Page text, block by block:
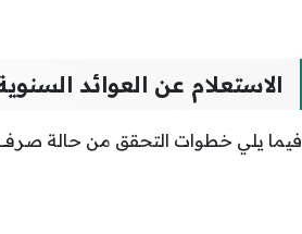
الاستعلام عن العوائد
فيما يلي خطوات التحقق من حالة صرف